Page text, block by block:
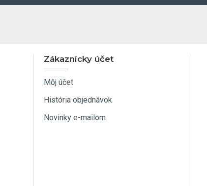
Zákaznícky účet
Môj účet
História objednávok
Novinky e-mailom